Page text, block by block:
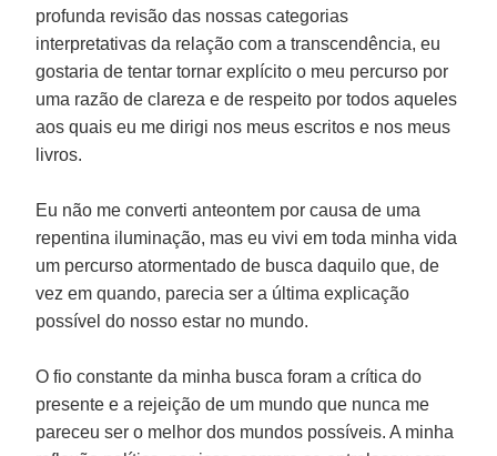
profunda revisão das nossas categorias
interpretativas da relação com a transcendência, eu
gostaria de tentar tornar explícito o meu percurso por
uma razão de clareza e de respeito por todos aqueles
aos quais eu me dirigi nos meus escritos e nos meus
livros.
Eu não me converti anteontem por causa de uma
repentina iluminação, mas eu vivi em toda minha vida
um percurso atormentado de busca daquilo que, de
vez em quando, parecia ser a última explicação
possível do nosso estar no mundo.
O fio constante da minha busca foram a crítica do
presente e a rejeição de um mundo que nunca me
pareceu ser o melhor dos mundos possíveis. A minha